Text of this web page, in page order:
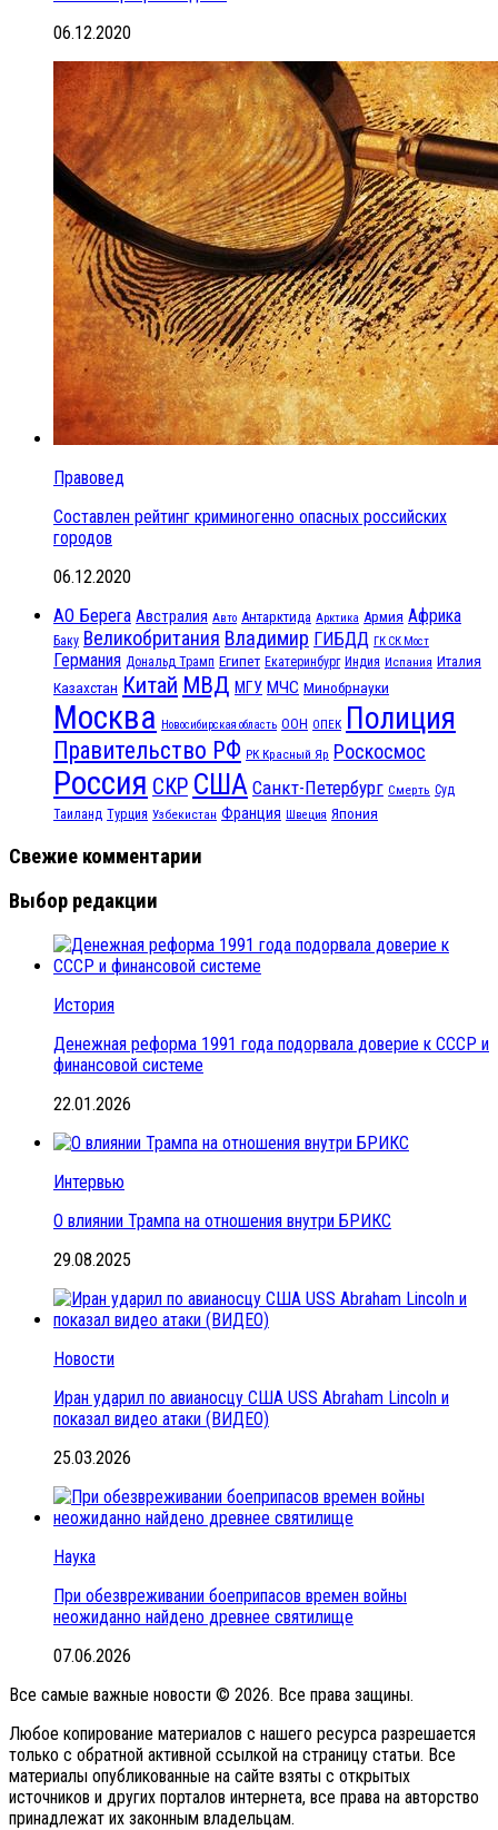
06.12.2020
Правовед
Составлен рейтинг криминогенно опасных российских
городов
06.12.2020
АО Берега Австралия Авто Антарктида Арктика Армия Африка
Баку Великобритания Владимир ГИБДД ГК СК Мост
Германия Дональд Трамп Египет Екатеринбург Индия Испания Италия
Казахстан Китай МВД МГУ МЧС Минобрнауки
Москва Новосибирская область ООН ОПЕК Полиция
Правительство РФ РК Красный Яр Роскосмос
Россия СКР США Санкт-Петербург Смерть Суд
Таиланд Турция Узбекистан Франция Швеция Япония
Свежие комментарии
Выбор редакции
История
Денежная реформа 1991 года подорвала доверие к СССР и
финансовой системе
22.01.2026
Интервью
О влиянии Трампа на отношения внутри БРИКС
29.08.2025
Новости
Иран ударил по авианосцу США USS Abraham Lincoln и
показал видео атаки (ВИДЕО)
25.03.2026
Наука
При обезвреживании боеприпасов времен войны
неожиданно найдено древнее святилище
07.06.2026
Все самые важные новости © 2026. Все права защины.
Любое копирование материалов с нашего ресурса разрешается
только с обратной активной ссылкой на страницу статьи. Все
материалы опубликованные на сайте взяты с открытых
источников и других порталов интернета, все права на авторство
принадлежат их законным владельцам.